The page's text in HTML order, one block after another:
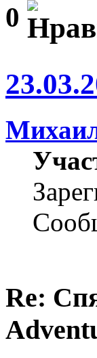
0
Re: